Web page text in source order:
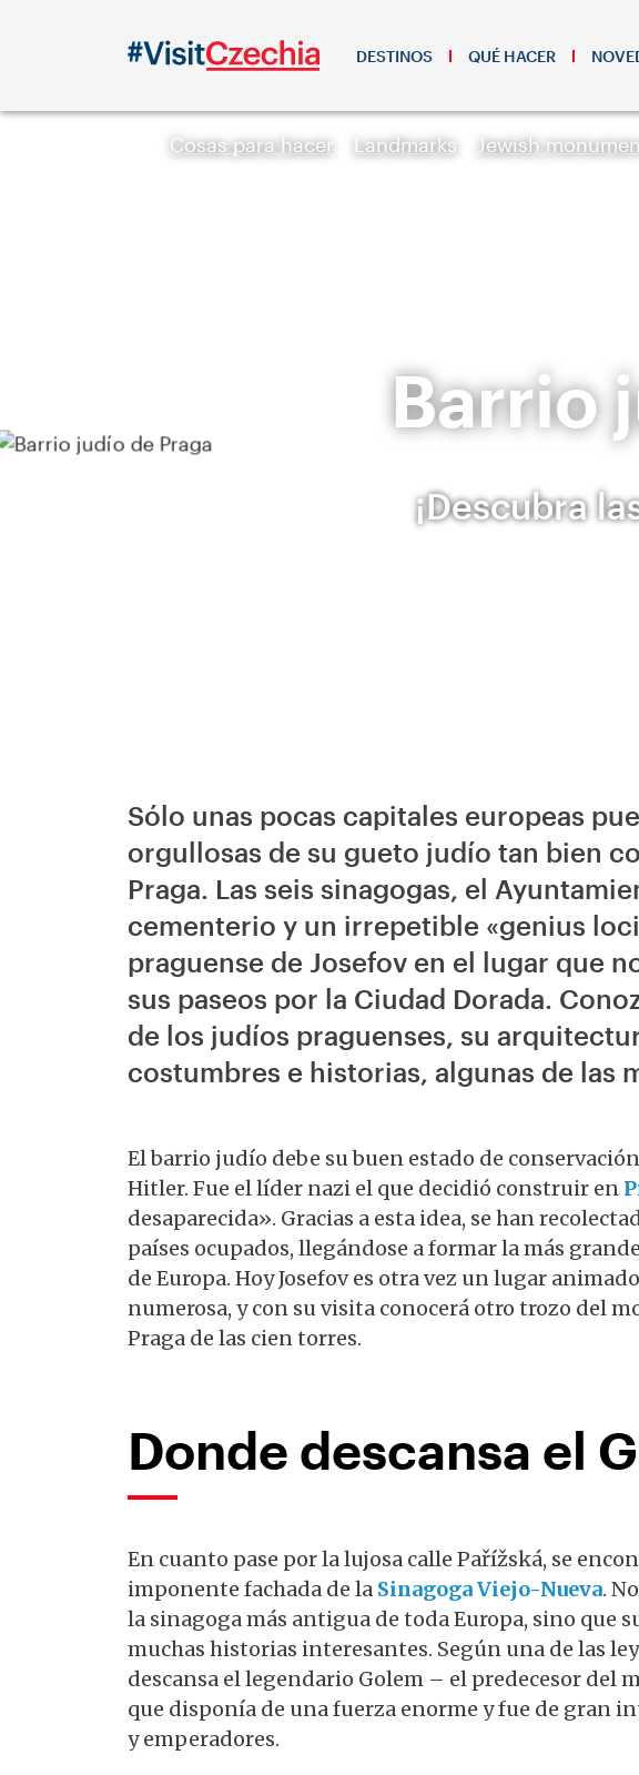
DESTINOS QUÉ HACER
Cosas para hacer Landmarks Jewish
Barrio
¡Descubra
Sólo unas pocas capitales europeas
orgullosas de su gueto judío tan bien
Praga. Las seis sinagogas, el
cementerio y un irrepetible «genius
praguense de Josefov en el lugar que
sus paseos por la Ciudad Dorada.
de los judíos praguenses, su
costumbres e historias, algunas de las
El barrio judío debe su buen estado de
Hitler. Fue el líder nazi el que decidió construir en
desaparecida». Gracias a esta idea, se han
países ocupados, llegándose a formar la más
de Europa. Hoy Josefov es otra vez un lugar
numerosa, y con su visita conocerá otro trozo del
Praga de las cien torres.
Donde descansa el
En cuanto pase por la lujosa calle Pařížská, se
imponente fachada de la Sinagoga Viejo-Nueva.
la sinagoga más antigua de toda Europa, sino que
muchas historias interesantes. Según una de las
descansa el legendario Golem – el predecesor del
que disponía de una fuerza enorme y fue de gran
y emperadores.